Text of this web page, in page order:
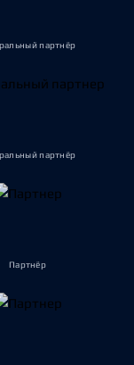
партнёр
партнёр
Партнёр